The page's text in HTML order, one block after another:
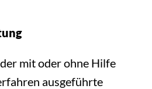
mit oder ohne Hilfe
ausgeführte